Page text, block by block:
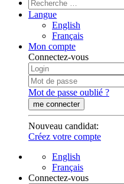
Langue
English
Français
Mon compte
Connectez-vous
Mot de passe oublié ?
me connecter
Nouveau candidat:
Créez votre compte
English
Français
Connectez-vous